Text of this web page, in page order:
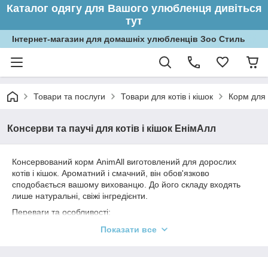
Каталог одягу для Вашого улюбленця дивіться
тут
Інтернет-магазин для домашніх улюбленців Зоо Стиль
Товари та послуги Товари для котів і кішок Корм для
Консерви та паучі для котів і кішок ЕнімАлл
Консервований корм AnimAll виготовлений для дорослих
котів і кішок. Ароматний і смачний, він обов'язково
сподобається вашому вихованцю. До його складу входять
лише натуральні, свіжі інгредієнти.
Переваги та особливості:
привабливий аромат і ніжний смак;
Показати все